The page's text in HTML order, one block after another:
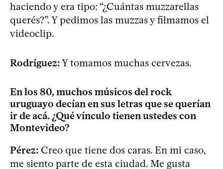
haciendo y era tipo: “¿Cuántas muzzarellas
querés?”. Y pedimos las muzzas y filmamos el
videoclip.
Rodríguez:Y tomamos muchas cervezas.
En los 80, muchos músicos del rock
uruguayo decían en sus letras que se querían
ir de acá. ¿Qué vínculo tienen ustedes con
Montevideo?
Pérez: Creo que tiene dos caras. En mi caso,
me siento parte de esta ciudad. Me gusta